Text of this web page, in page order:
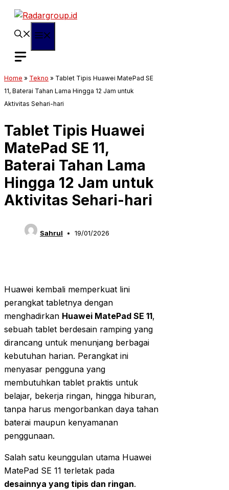
Langsung
Home » Tekno » Tablet Tipis Huawei MatePad SE
11, Baterai Tahan Lama Hingga 12 Jam untuk
Aktivitas Sehari-hari
Tablet Tipis Huawei
MatePad SE 11,
Baterai Tahan Lama
Hingga 12 Jam untuk
Aktivitas Sehari-hari
Sahrul 19/01/2026
Huawei kembali memperkuat lini
perangkat tabletnya dengan
menghadirkan Huawei MatePad SE 11,
sebuah tablet berdesain ramping yang
dirancang untuk menunjang berbagai
kebutuhan harian. Perangkat ini
menyasar pengguna yang
membutuhkan tablet praktis untuk
belajar, bekerja ringan, hingga hiburan,
tanpa harus mengorbankan daya tahan
baterai maupun kenyamanan
penggunaan.
Salah satu keunggulan utama Huawei
MatePad SE 11 terletak pada
desainnya yang tipis dan ringan.